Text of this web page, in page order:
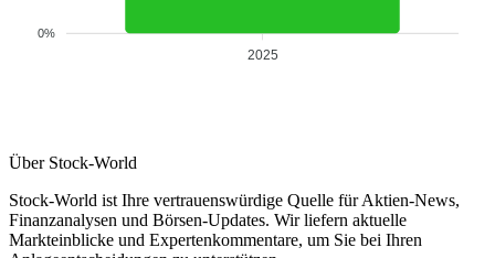
0%
2025
Über Stock-World
Stock-World ist Ihre vertrauenswürdige Quelle für Aktien-News,
Finanzanalysen und Börsen-Updates. Wir liefern aktuelle
Markteinblicke und Expertenkommentare, um Sie bei Ihren